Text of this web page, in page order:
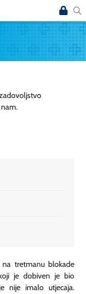
tretmanu blokade
je dobiven je bio
nije imalo utjecaja.